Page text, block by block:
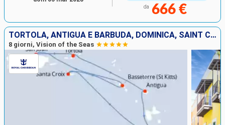
da 666 €
TORTOLA, ANTIGUA E BARBUDA, DOMINICA, SAINT CROIX, SAN CRISTOFORO E NEVIS, PORTORICO
8 giorni, Vision of the Seas